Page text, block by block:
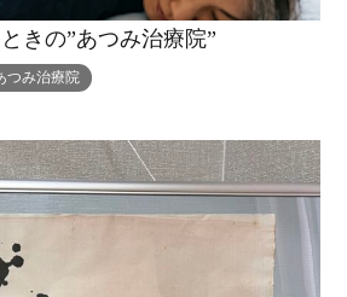
きの”あつみ治療院”
つみ治療院